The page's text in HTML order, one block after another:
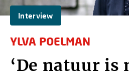
Interview
YLVA POELMAN
‘De natuur is